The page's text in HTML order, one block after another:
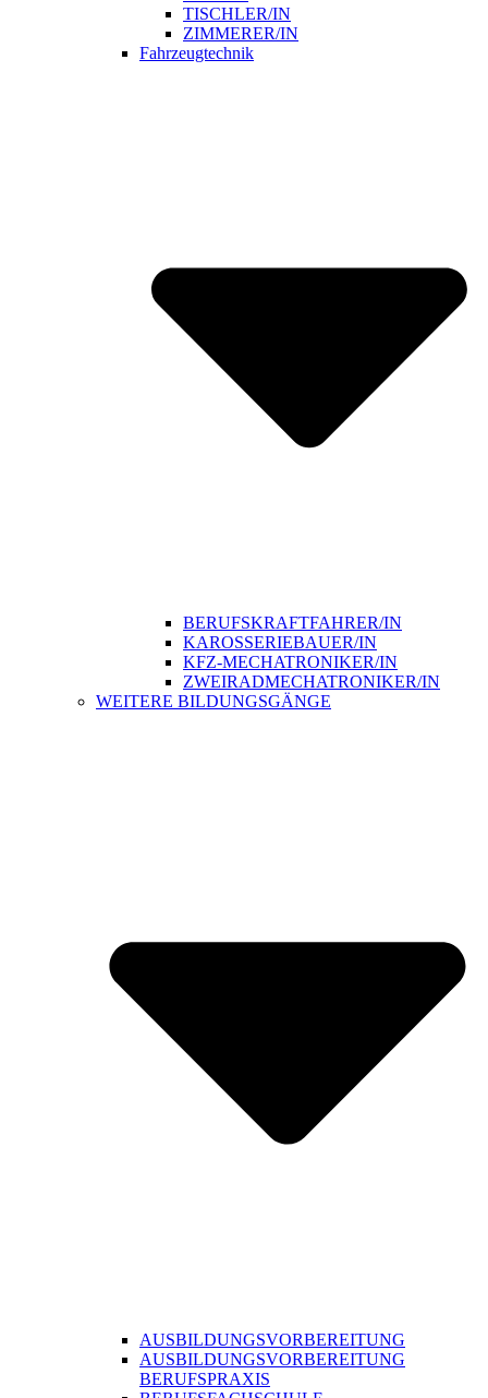
TISCHLER/IN
ZIMMERER/IN
Fahrzeugtechnik
BERUFSKRAFTFAHRER/IN
KAROSSERIEBAUER/IN
KFZ-MECHATRONIKER/IN
ZWEIRADMECHATRONIKER/IN
WEITERE BILDUNGSGÄNGE
AUSBILDUNGSVORBEREITUNG
AUSBILDUNGSVORBEREITUNG
BERUFSPRAXIS